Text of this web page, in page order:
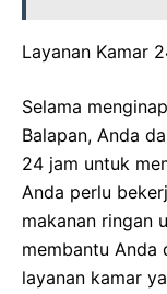
Layanan Kamar
Selama
Balapan, Anda
24 jam untuk
Anda perlu
makanan ringan
membantu Anda
layanan kamar